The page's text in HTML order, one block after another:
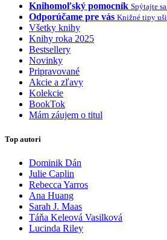
Knihomoľský pomocník Spýtajte
Odporúčame pre vás Knižné tipy
Všetky knihy
Knihy roka 2025
Bestsellery
Novinky
Pripravované
Akcie a zľavy
Kolekcie
BookTok
Mám záujem o titul
Top autori
Dominik Dán
Julie Caplin
Rebecca Yarros
Ana Huang
Sarah J. Maas
Táňa Keleová Vasilková
Lucinda Riley